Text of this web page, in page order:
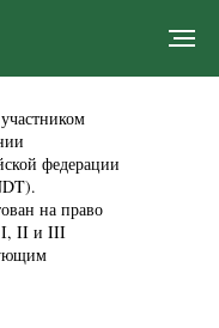
федерации
на право
I, II и III